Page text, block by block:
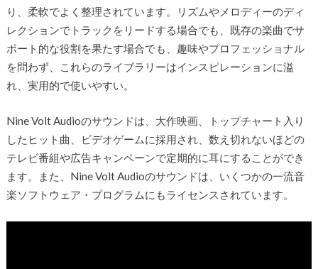
り、柔軟でよく整理されています。リズムやメロディーのディ
レクションでトラックをリードする場合でも、既存の楽曲でサ
ポート的な役割を果たす場合でも、趣味やプロフェッショナル
を問わず、これらのライブラリーはインスピレーションに溢
れ、実用的で使いやすい。
Nine Volt Audioのサウンドは、大作映画、トップチャート入り
したヒット曲、ビデオゲームに採用され、数え切れないほどの
テレビ番組や広告キャンペーンで定期的に耳にすることができ
ます。また、Nine Volt Audioのサウンドは、いくつかの一流音
楽ソフトウェア・プログラムにもライセンスされています。